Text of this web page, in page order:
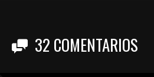
32 COMENTARIOS